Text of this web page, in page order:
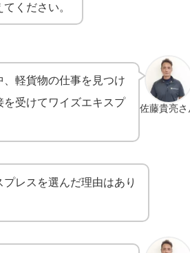
ください。
佐藤貴亮さ
軽貨物の仕事を見つけ
を受けてワイズエキスプ
レスを選んだ理由はあり